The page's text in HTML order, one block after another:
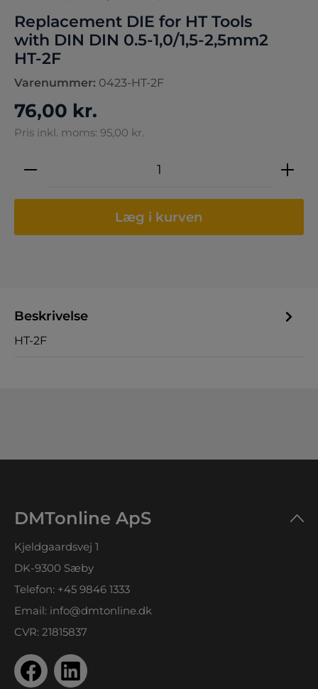
Varenummer: 0423-HT-2F
Replacement DIE for HT Tools
with DIN DIN 0.5-1,0/1,5-2,5mm2
HT-2F
76,00 kr.
Pris inkl. moms: 95,00 kr.
Produktmængde: Indtast den
Læg i kurven
Beskrivelse
HT-2F
DMTonline ApS
Kjeldgaardsvej 1
DK-9300 Sæby
Telefon: +45 9846 1333
Email: info@dmtonline.dk
CVR: 21815837